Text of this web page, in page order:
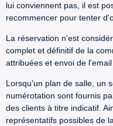
lui conviennent pas, il est
recommencer pour tenter
La réservation n'est
complet et définitif de la
attribuées et envoi de
Lorsqu'un plan de salle, un
numérotation sont fournis
des clients à titre indicatif.
représentatifs possibles de